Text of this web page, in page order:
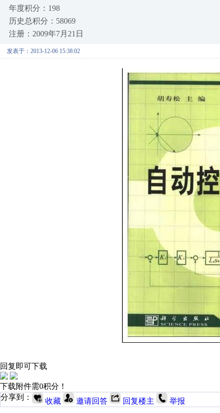
年度积分：198
历史总积分：58069
注册：2009年7月21日
发表于：2013-12-06 15:38:02
回复即可下载
下载附件需0积分！
分享到：
收藏 邀请回答 回复楼主 举报